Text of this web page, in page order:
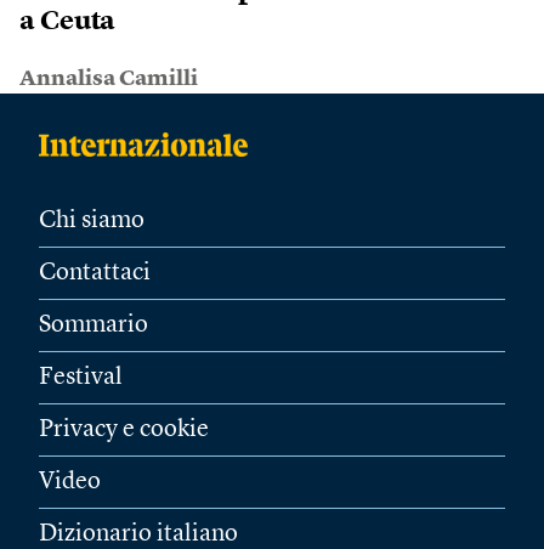
a Ceuta
Annalisa Camilli
Chi siamo
Contattaci
Sommario
Festival
Privacy e cookie
Video
Dizionario italiano